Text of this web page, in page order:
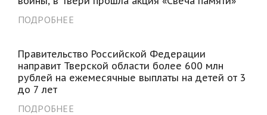
ПОДРОБНЕЕ
Правительство Российской Федерации
направит Тверской области более 600 млн
рублей на ежемесячные выплаты на детей от 3
до 7 лет
ПОДРОБНЕЕ